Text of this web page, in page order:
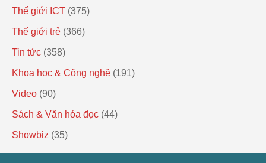
Thế giới ICT (375)
Thế giới trẻ (366)
Tin tức (358)
Khoa học & Công nghệ (191)
Video (90)
Sách & Văn hóa đọc (44)
Showbiz (35)